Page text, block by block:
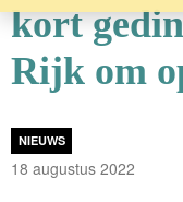
kort
Rijk om
NIEUWS
18 augustus 2022